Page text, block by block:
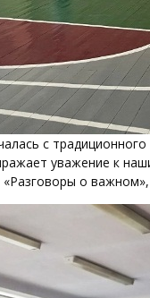
с
уважение к
о